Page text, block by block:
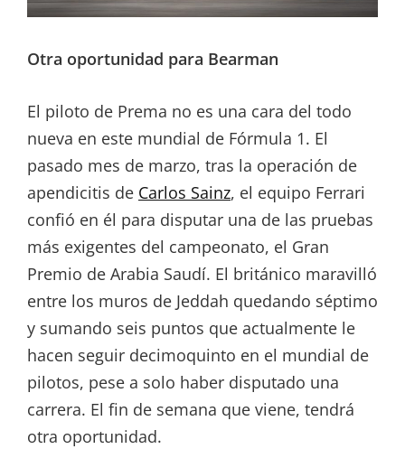
Otra oportunidad para Bearman
El piloto de Prema no es una cara del todo
nueva en este mundial de Fórmula 1. El
pasado mes de marzo, tras la operación de
apendicitis de Carlos Sainz, el equipo Ferrari
confió en él para disputar una de las pruebas
más exigentes del campeonato, el Gran
Premio de Arabia Saudí. El británico maravilló
entre los muros de Jeddah quedando séptimo
y sumando seis puntos que actualmente le
hacen seguir decimoquinto en el mundial de
pilotos, pese a solo haber disputado una
carrera. El fin de semana que viene, tendrá
otra oportunidad.